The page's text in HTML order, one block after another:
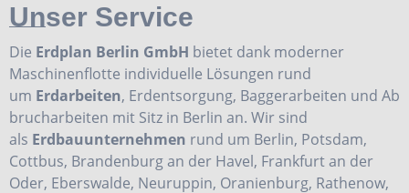
Unser Service
Die Erdplan Berlin GmbH bietet dank moderner
Maschinenflotte individuelle Lösungen rund
um Erdarbeiten, Erdentsorgung, Baggerarbeiten und Ab
brucharbeiten mit Sitz in Berlin an. Wir sind
als Erdbauunternehmen rund um Berlin, Potsdam,
Cottbus, Brandenburg an der Havel, Frankfurt an der
Oder, Eberswalde, Neuruppin, Oranienburg, Rathenow,